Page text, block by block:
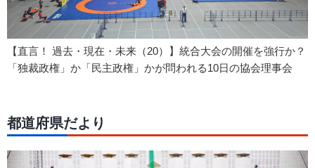
【直言！ 過去・現在・未来（20）】統合大会の開催を強行か？
「独裁政権」か「民主政権」かが問われる10日の協会理事会
都道府県だより